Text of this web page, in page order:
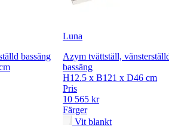
bassäng
Luna
Azym tvättställ,
bassäng
H12.5 x B121 x D46 cm
Pris
10 565 kr
Färger
Vit blankt